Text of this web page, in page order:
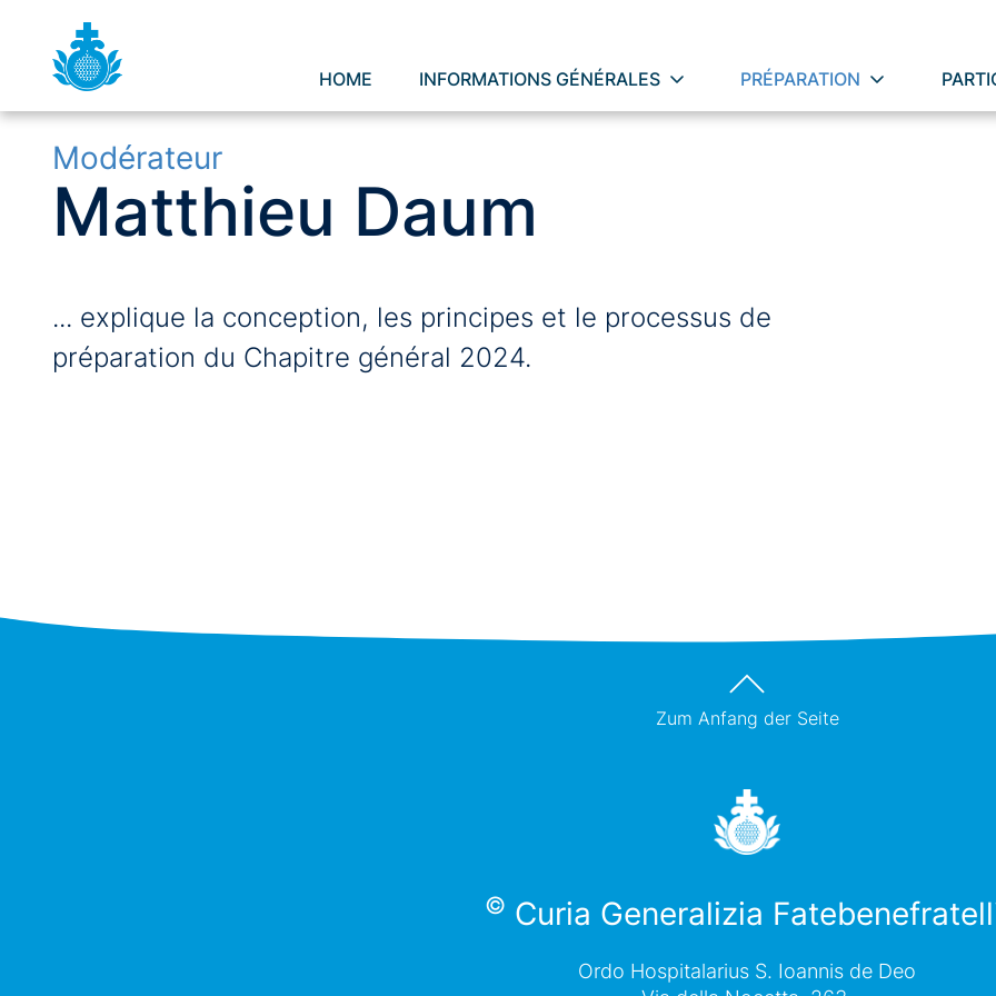
Pages:
HOME INFORMATIONS GÉNÉRALES PRÉPARATION
Modérateur
Matthieu Daum
... explique la conception, les principes et le processus de
préparation du Chapitre général 2024.
Preparation process 2/2
Zum Anfang der Seite
© Curia Generalizia
Ordo Hospitalarius S. Ioannis de Deo